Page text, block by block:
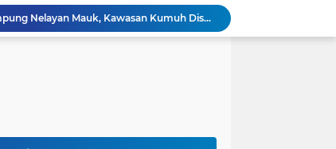
AHY Apresiasi Penataan Kampung Nelayan Mauk, Kawasan Kumuh Disulap Jadi Asri
Rekrutmen Koperasi Merah Putih Dibuka, 35.476 Lowongan Manajer Desa dan Nelayan